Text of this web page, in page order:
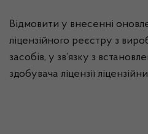
Відмовити у внесенні
ліцензійного реєстру з
засобів, у зв’язку з
здобувача ліцензії